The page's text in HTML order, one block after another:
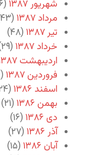
شهریور ۱۳۸۷
(۴۶)
مرداد ۱۳۸۷
(۴۳)
تیر ۱۳۸۷
(۴۸)
خرداد ۱۳۸۷
(۲۹)
اردیبهشت ۱۳۸۷
فروردین ۱۳۸۷
(۱۴)
اسفند ۱۳۸۶
(۲۴)
بهمن ۱۳۸۶
(۲۱)
دی ۱۳۸۶
(۱۶)
آذر ۱۳۸۶
(۲۷)
آبان ۱۳۸۶
(۱۵)